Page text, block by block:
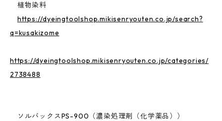
植物染料
https://dyeingtoolshop.mikisenryouten.co.jp/search?
q=kusakizome
https://dyeingtoolshop.mikisenryouten.co.jp/categories/
2738488
ソルバックスPS-900（濃染処理剤（化学薬品））